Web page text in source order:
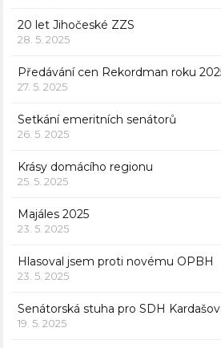
20 let Jihočeské ZZS
28. 5. 2025
Předávání cen Rekordman roku
27. 5. 2025
Setkání emeritních senátorů
26. 5. 2025
Krásy domácího regionu
25. 5. 2025
Majáles 2025
23. 5. 2025
Hlasoval jsem proti novému OPBH
23. 5. 2025
Senátorská stuha pro SDH
19. 5. 2025